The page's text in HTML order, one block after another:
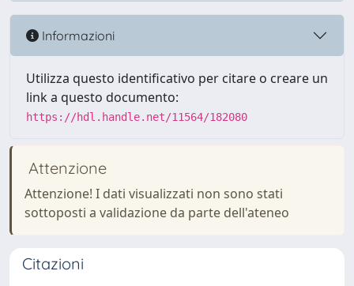
Informazioni
Utilizza questo identificativo per citare o creare un
link a questo documento:
https://hdl.handle.net/11564/182080
Attenzione
Attenzione! I dati visualizzati non sono stati
sottoposti a validazione da parte dell'ateneo
Citazioni